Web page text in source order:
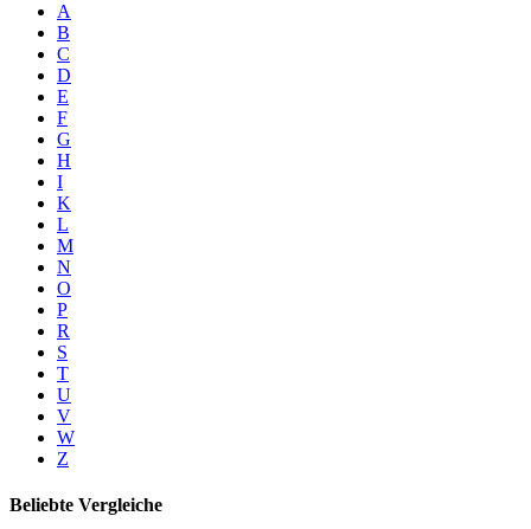
A
B
C
D
E
F
G
H
I
K
L
M
N
O
P
R
S
T
U
V
W
Z
Beliebte Vergleiche